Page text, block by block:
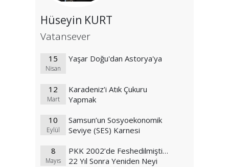
Hüseyin KURT
Vatansever
15
Nisan
Yaşar Doğu'dan Astorya'ya
12
Mart
Karadeniz’i Atık Çukuru
Yapmak
10
Eylül
Samsun’un Sosyoekonomik
Seviye (SES) Karnesi
8
Mayıs
PKK 2002’de Feshedilmişti…
22 Yıl Sonra Yeniden Neyi